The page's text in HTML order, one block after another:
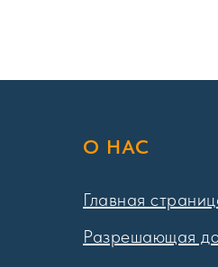
О НАС
Главная
Разрешающая